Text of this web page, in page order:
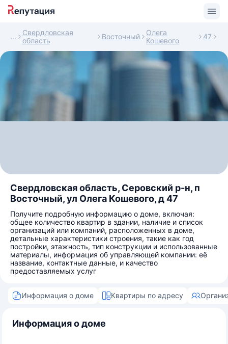
Свердловская
область
Восточный
Олега
Кошевого
47
Свердловская область, Серовский р-н, п
Восточный, ул Олега Кошевого, д 47
Получите подробную информацию о доме, включая:
общее количество квартир в здании, наличие и список
организаций или компаний, расположенных в доме,
детальные характеристики строения, такие как год
постройки, этажность, тип конструкции и использованные
материалы, информация об управляющей компании: её
название, контактные данные, и качество
предоставляемых услуг
Информация о доме Квартиры по адресу
Информация о доме